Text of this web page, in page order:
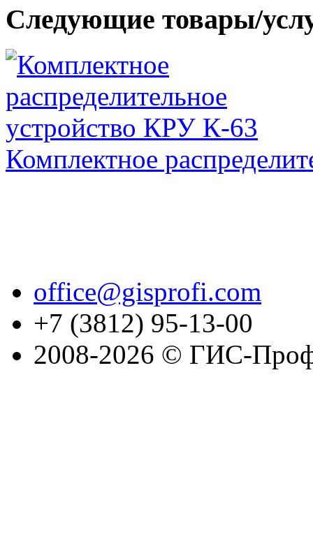
Следующие товары/
Комплектное
office@gisprofi.com
+7 (3812) 95-13-00
2008-2026 © ГИС-